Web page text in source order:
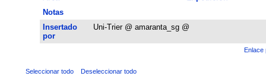
Notas
Insertado
por
Uni-Trier @ amaranta_sg @
Enlace
Seleccionar todo Deseleccionar todo